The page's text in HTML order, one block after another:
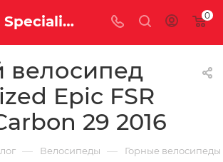
Купить Specialized Epic FSR Comp Carbon 29 2016 за рублей, а со скидкой 0
велосипед
Epic FSR
29 2016
— Велосипеды — Горные велосипеды